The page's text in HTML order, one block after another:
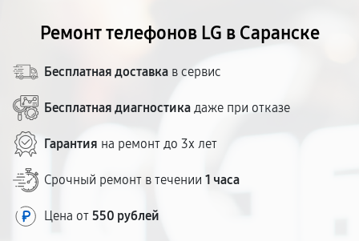
Ремонт телефонов LG в Саранске
Бесплатная доставка в сервис
Бесплатная диагностика даже при отказе
Гарантия на ремонт до 3х лет
Срочный ремонт в течении 1 часа
Цена от 550 рублей